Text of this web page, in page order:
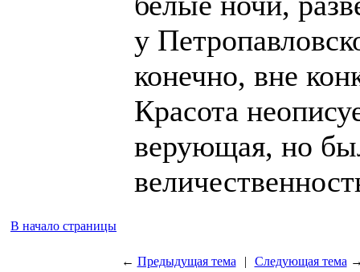
у
конечно, вне
Красота
верующая, но
В начало страницы
← Предыдущая тема | Следующая тема